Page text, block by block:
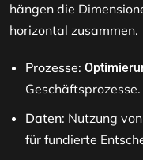
hängen die
horizontal zusammen.
Prozesse:
Geschäftsprozesse.
Daten: Nutzung
für fundierte